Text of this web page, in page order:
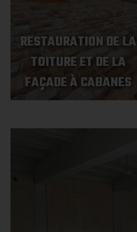
RESTAURATION DE LA
TOITURE ET DE LA
FAÇADE À CABANES